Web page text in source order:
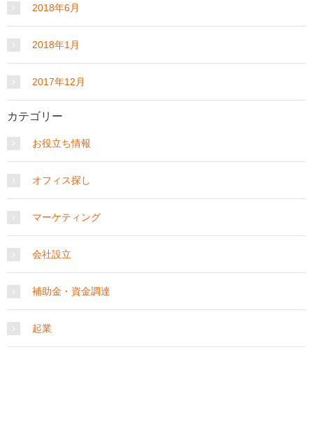
2018年6月
2018年1月
2017年12月
カテゴリー
お役立ち情報
オフィス探し
マーケティング
会社設立
補助金・資金調達
起業